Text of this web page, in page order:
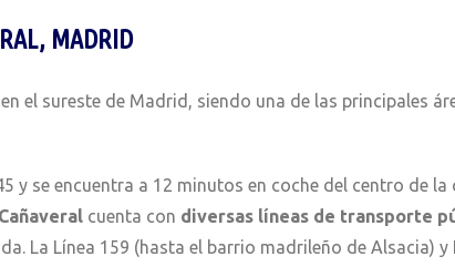
MADRID
el sureste de Madrid, siendo una de las principales
y se encuentra a 12 minutos en coche del centro de
cuenta con diversas líneas de transporte
La Línea 159 (hasta el barrio madrileño de Alsacia)